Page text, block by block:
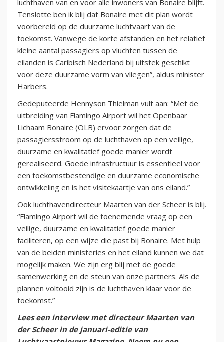
luchthaven van en voor alle inwoners van Bonaire blijft.
Tenslotte ben ik blij dat Bonaire met dit plan wordt
voorbereid op de duurzame luchtvaart van de
toekomst. Vanwege de korte afstanden en het relatief
kleine aantal passagiers op vluchten tussen de
eilanden is Caribisch Nederland bij uitstek geschikt
voor deze duurzame vorm van vliegen”, aldus minister
Harbers.
Gedeputeerde Hennyson Thielman vult aan: “Met de
uitbreiding van Flamingo Airport wil het Openbaar
Lichaam Bonaire (OLB) ervoor zorgen dat de
passagiersstroom op de luchthaven op een veilige,
duurzame en kwalitatief goede manier wordt
gerealiseerd. Goede infrastructuur is essentieel voor
een toekomstbestendige en duurzame economische
ontwikkeling en is het visitekaartje van ons eiland.”
Ook luchthavendirecteur Maarten van der Scheer is blij.
“Flamingo Airport wil de toenemende vraag op een
veilige, duurzame en kwalitatief goede manier
faciliteren, op een wijze die past bij Bonaire. Met hulp
van de beiden ministeries en het eiland kunnen we dat
mogelijk maken. We zijn erg blij met de goede
samenwerking en de steun van onze partners. Als de
plannen voltooid zijn is de luchthaven klaar voor de
toekomst.”
Lees een interview met directeur Maarten van
der Scheer in de januari-editie van